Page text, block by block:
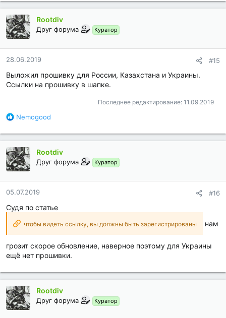
а
г
о
д
а
р
н
с
т
Rootdiv
Друг форума Куратор
28.06.2019 #15
Выложил прошивку для России, Казахстана и Украины.
Ссылки на прошивку в шапке.
Последнее редактирование: 11.09.2019
Б
а
г
о
д
а
р
н
с
и
:
Nemogood
Rootdiv
Друг форума Куратор
05.07.2019 #16
Судя по статье
чтобы видеть ссылку, вы должны быть зарегистрированы нам
грозит скорое обновление, наверное поэтому для Украины
ещё нет прошивки.
Rootdiv
Друг форума Куратор